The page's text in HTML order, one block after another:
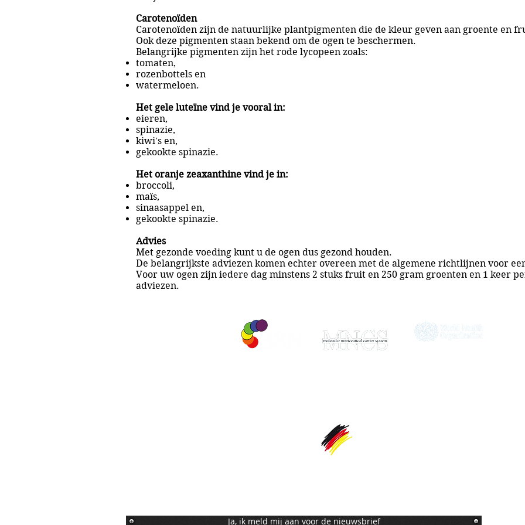
Carotenoïden
Carotenoïden zijn de natuurlijke plantpigmenten die de kleur geven aan groente en
Ook deze pigmenten staan bekend om de ogen te beschermen.
Belangrijke pigmenten zijn het rode lycopeen zoals:
tomaten,
rozenbottels en
watermeloen.
Het gele luteïne vind je vooral in:
eieren,
spinazie,
kiwi's en,
gekookte spinazie.
Het oranje zeaxanthine vind je in:
broccoli,
maïs,
sinaasappel en,
gekookte spinazie.
Advies
Met gezonde voeding kunt u de ogen dus gezond houden.
De belangrijkste adviezen komen echter overeen met de algemene richtlijnen voor
Voor uw ogen zijn iedere dag minstens 2 stuks fruit en 250 gram groenten en 1 keer
adviezen.
Ja, ik meld mij aan voor de nieuwsbrief